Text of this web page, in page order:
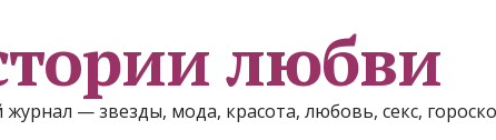
любви
— звезды, мода, красота, любовь, секс,